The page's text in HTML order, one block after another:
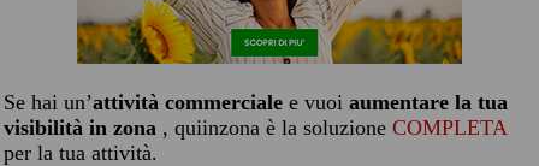
Se hai un’attività commerciale e vuoi aumentare la tua
visibilità in zona , quiinzona è la soluzione COMPLETA
per la tua attività.